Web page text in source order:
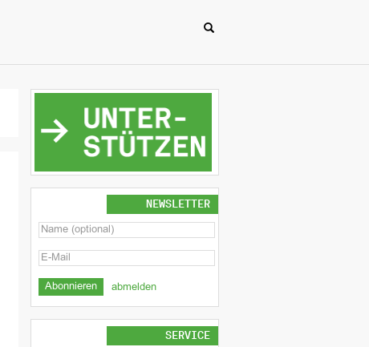
NEWSLETTER
abmelden
SERVICE